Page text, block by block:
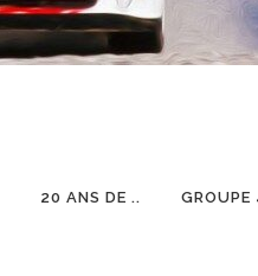
20 ANS DE .. GROUPE